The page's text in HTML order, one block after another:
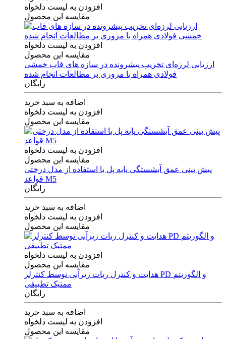
افزودن به لیست دلخواه
مقایسه این محصول
افزودن به لیست دلخواه
مقایسه این محصول
ارزیابی لرزه‌ای تخریب پیشرونده در سازه های قاب خمشی
فولادی همراه با مروری بر مطالعات انجام شده
رایگان
اضافه به سبد خرید
افزودن به لیست دلخواه
مقایسه این محصول
افزودن به لیست دلخواه
مقایسه این محصول
پیش بینی عمق آبشستگی پایه پل با استفاده از مدل درختی
قواعد M5
رایگان
اضافه به سبد خرید
افزودن به لیست دلخواه
مقایسه این محصول
افزودن به لیست دلخواه
مقایسه این محصول
هدایت و کنترل ربات زیرآبی توسط کنترلر PD و الگوریتم
ممتیک تطبیقی
رایگان
اضافه به سبد خرید
افزودن به لیست دلخواه
مقایسه این محصول